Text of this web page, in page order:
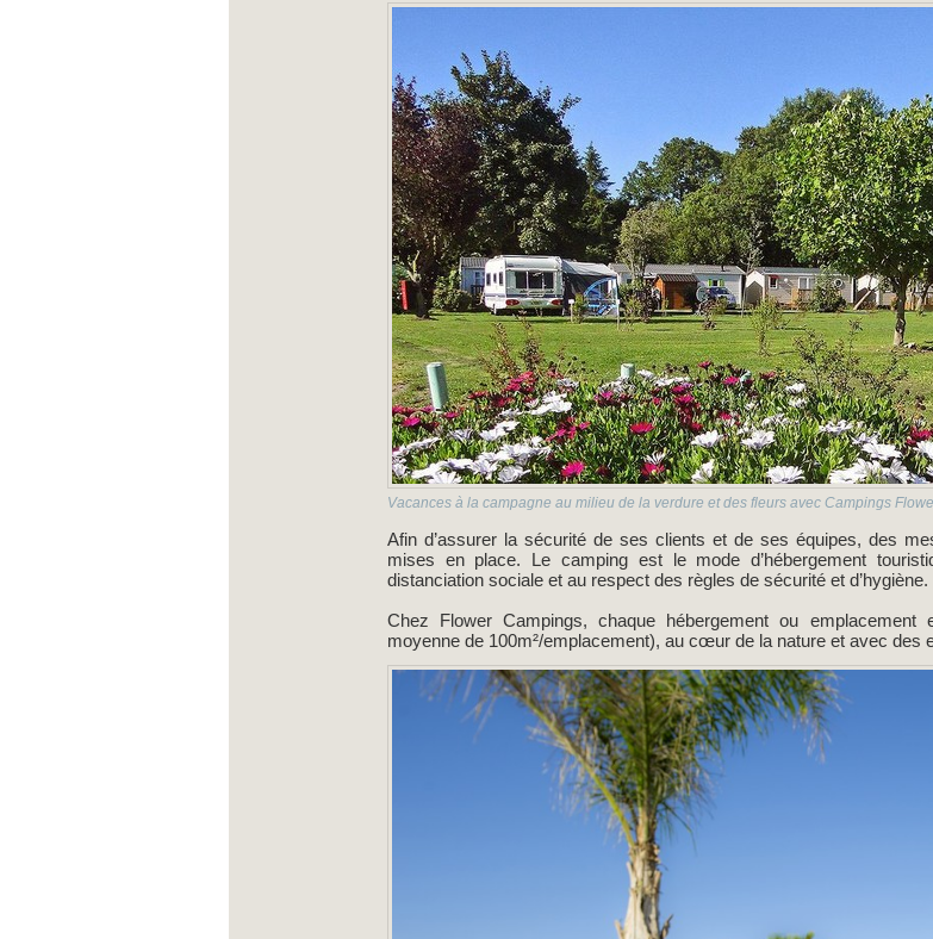
Vacances à la campagne au milieu de la verdure et des fleurs avec Campings
Afin d’assurer la sécurité de ses clients et de ses équipes, des
mises en place. Le camping est le mode d’hébergement
distanciation sociale et au respect des règles de sécurité et d’hygiène.
Chez Flower Campings, chaque hébergement ou emplacement
moyenne de 100m²/emplacement), au cœur de la nature et avec des